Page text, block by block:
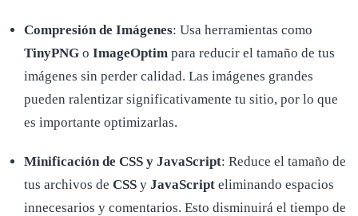
Compresión de Imágenes: Usa herramientas como
TinyPNG oImageOptim para reducir el tamaño de tus
imágenes sin perder calidad. Las imágenes grandes
pueden ralentizar significativamente tu sitio, por lo que
es importante optimizarlas.
Minificación de CSS y JavaScript: Reduce el tamaño de
tus archivos deCSS yJavaScript eliminando espacios
innecesarios y comentarios. Esto disminuirá el tiempo de